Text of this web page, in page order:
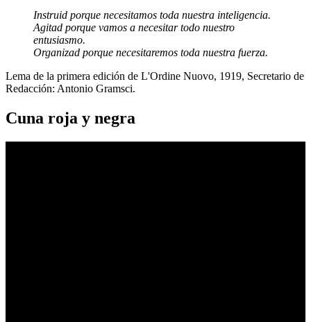
Instruid porque necesitamos toda nuestra inteligencia.
Agitad porque vamos a necesitar todo nuestro
entusiasmo.
Organizad porque necesitaremos toda nuestra fuerza.
Lema de la primera edición de L'Ordine Nuovo, 1919, Secretario de
Redacción: Antonio Gramsci.
Cuna roja y negra